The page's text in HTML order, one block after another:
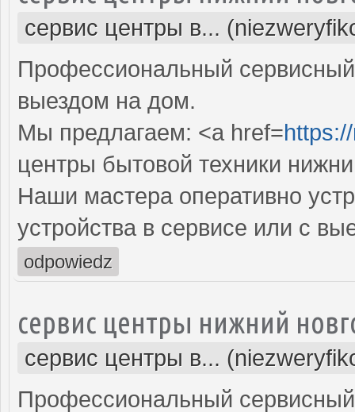
сервис центры в...
Профессиональный
выездом на дом.
Мы предлагаем: <a href=
центры бытовой техники
Наши мастера оперативно
устройства в сервисе или с
odpowiedz
сервис центры нижний
сервис центры в...
Профессиональный